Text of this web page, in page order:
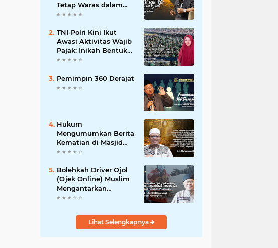
Tetap Waras dalam
Islam?
TNI-Polri Kini Ikut
Awasi Aktivitas Wajib
Pajak: Inikah Bentuk
Intimidasi yang Makin
Pemimpin 360 Derajat
Hukum
Mengumumkan Berita
Kematian di Masjid
dan Medsos
Bolehkah Driver Ojol
(Ojek Online) Muslim
Mengantarkan
Makanan dan
Pelanggan?
Lihat Selengkapnya